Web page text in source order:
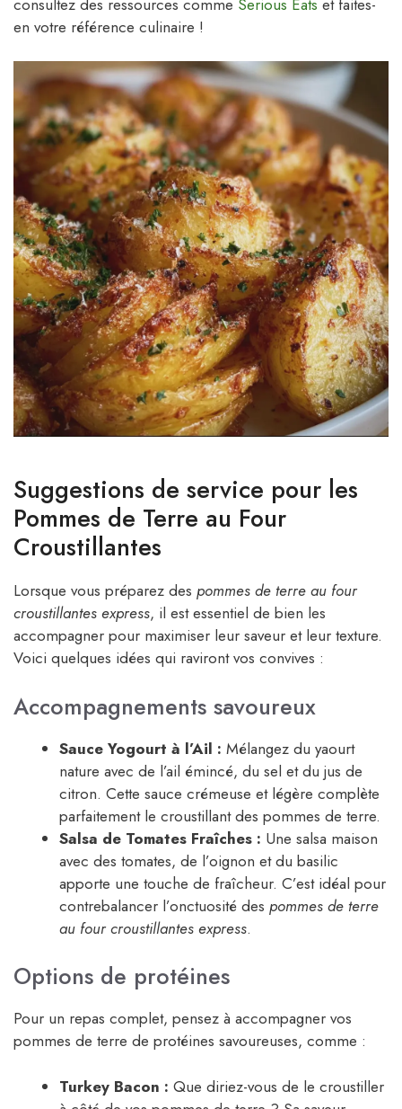
consultez des ressources comme Serious Eats et faites-
en votre référence culinaire !
Suggestions de service pour les
Pommes de Terre au Four
Croustillantes
Lorsque vous préparez des pommes de terre au four
croustillantes express, il est essentiel de bien les
accompagner pour maximiser leur saveur et leur texture.
Voici quelques idées qui raviront vos convives :
Accompagnements savoureux
Sauce Yogourt à l’Ail : Mélangez du yaourt
nature avec de l’ail émincé, du sel et du jus de
citron. Cette sauce crémeuse et légère complète
parfaitement le croustillant des pommes de terre.
Salsa de Tomates Fraîches : Une salsa maison
avec des tomates, de l’oignon et du basilic
apporte une touche de fraîcheur. C’est idéal pour
contrebalancer l’onctuosité des pommes de terre
au four croustillantes express.
Options de protéines
Pour un repas complet, pensez à accompagner vos
pommes de terre de protéines savoureuses, comme :
Turkey Bacon : Que diriez-vous de le croustiller